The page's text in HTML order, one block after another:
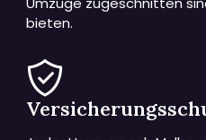
bieten.